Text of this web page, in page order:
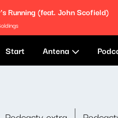
Running (feat. John Scofield)
Start Antena